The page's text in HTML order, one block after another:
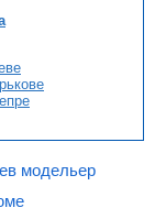
модельер